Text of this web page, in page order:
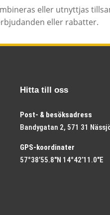
eller utnyttjas
eller rabatter.
Hitta till oss
Post- & besöksadress
Bandygatan 2, 571 31
GPS-koordinater
57°38’55.8″N 14°42’11.0″E